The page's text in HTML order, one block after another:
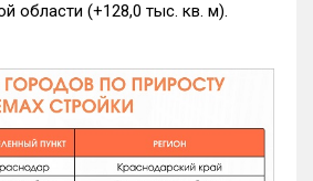
области (+128,0 тыс. кв. м).